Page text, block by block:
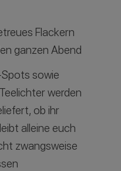
Flackern
ganzen Abend
sowie
werden
ob ihr
alleine euch
zwangsweise